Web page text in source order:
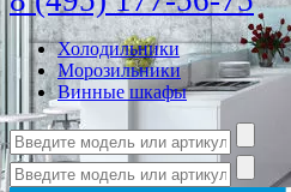
Холодильники
Морозильники
Винные шкафы